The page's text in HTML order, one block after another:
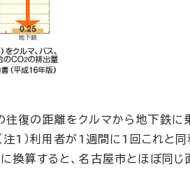
往復の距離をクルマから地下鉄
注1）利用者が1週間に1回これ
に換算すると、名古屋市とほぼ